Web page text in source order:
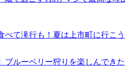
べて滝行も！夏は上市町に行こう
ブルーベリー狩りを楽しんできた